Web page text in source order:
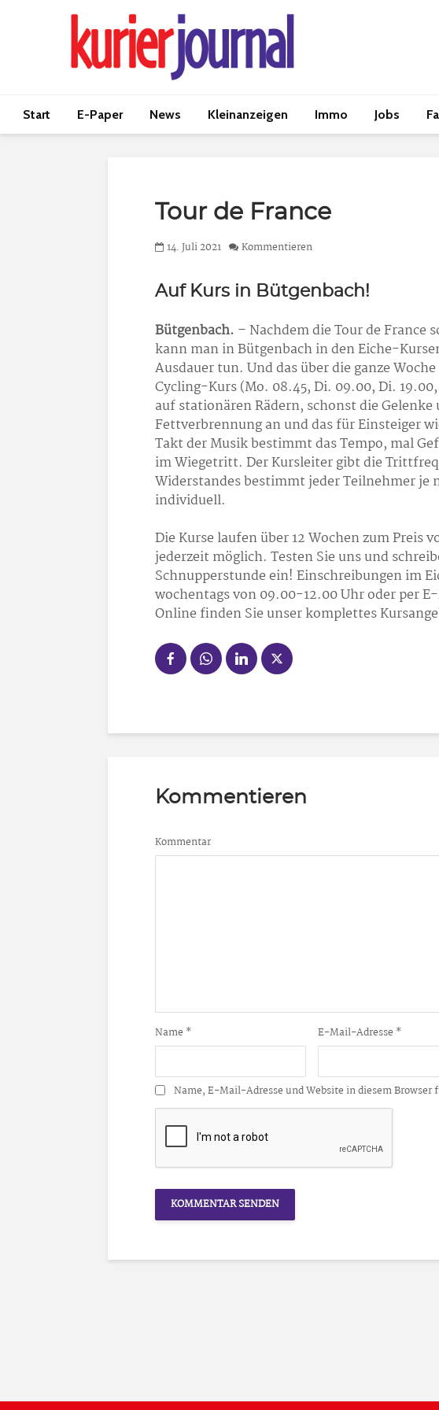
Start E-Paper News Kleinanzeigen Immo Jobs
Tour de France
14. Juli 2021 Kommentieren
Auf Kurs in Bütgenbach!
Bütgenbach. – Nachdem die Tour de France
kann man in Bütgenbach in den Eiche-
Ausdauer tun. Und das über die ganze
Cycling-Kurs (Mo. 08.45, Di. 09.00, Di.
auf stationären Rädern, schonst die
Fettverbrennung an und das für Einsteiger
Takt der Musik bestimmt das Tempo, mal
im Wiegetritt. Der Kursleiter gibt die
Widerstandes bestimmt jeder Teilnehmer je
individuell.
Die Kurse laufen über 12 Wochen zum Preis
jederzeit möglich. Testen Sie uns und
Schnupperstunde ein! Einschreibungen im
wochentags von 09.00-12.00 Uhr oder per
Online finden Sie unser komplettes
Kommentieren
Kommentar
Name * E-Mail-Adresse *
Name, E-Mail-Adresse und Website in diesem